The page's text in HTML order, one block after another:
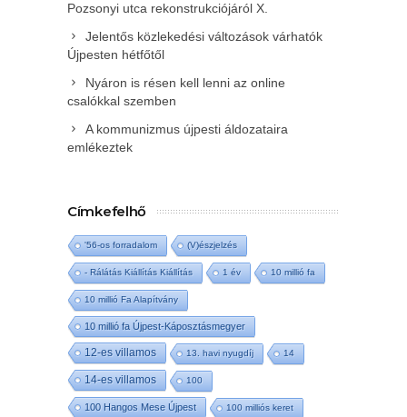
Pozsonyi utca rekonstrukciójáról X.
Jelentős közlekedési változások várhatók
Újpesten hétfőtől
Nyáron is résen kell lenni az online
csalókkal szemben
A kommunizmus újpesti áldozataira
emlékeztek
Címkefelhő
'56-os forradalom (V)észjelzés
- Rálátás Kiállítás Kiállítás 1 év 10 millió fa
10 millió Fa Alapítvány
10 millió fa Újpest-Káposztásmegyer
12-es villamos 13. havi nyugdíj 14
14-es villamos 100
100 Hangos Mese Újpest 100 milliós keret